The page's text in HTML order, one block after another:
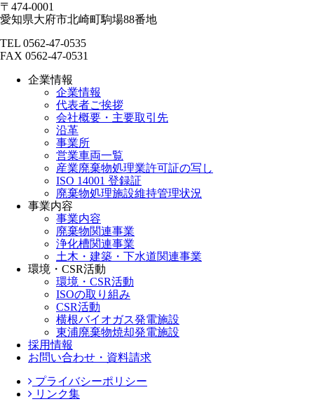
〒474-0001
愛知県大府市北崎町駒場88番地
TEL 0562-47-0535
FAX 0562-47-0531
企業情報
企業情報
代表者ご挨拶
会社概要・主要取引先
沿革
事業所
営業車両一覧
産業廃棄物処理業許可証の写し
ISO 14001 登録証
廃棄物処理施設維持管理状況
事業内容
事業内容
廃棄物関連事業
浄化槽関連事業
土木・建築・下水道関連事業
環境・CSR活動
環境・CSR活動
ISOの取り組み
CSR活動
横根バイオガス発電施設
東浦廃棄物焼却発電施設
採用情報
お問い合わせ・資料請求
プライバシーポリシー
リンク集